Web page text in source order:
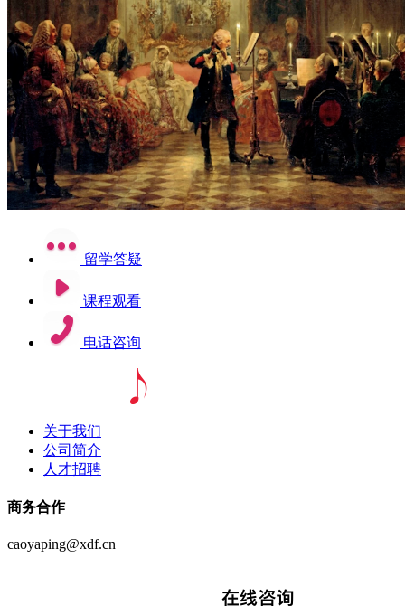
留学答疑
课程观看
电话咨询
关于我们
公司简介
人才招聘
商务合作
caoyaping@xdf.cn